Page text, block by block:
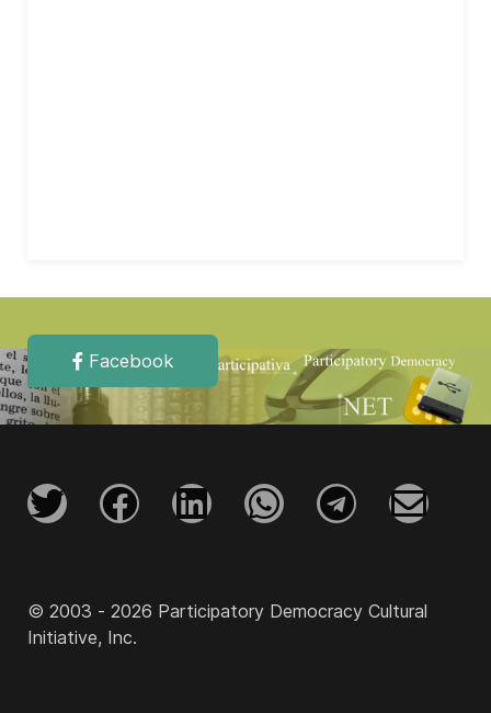
Facebook
© 2003 - 2026 Participatory Democracy Cultural
Initiative, Inc.